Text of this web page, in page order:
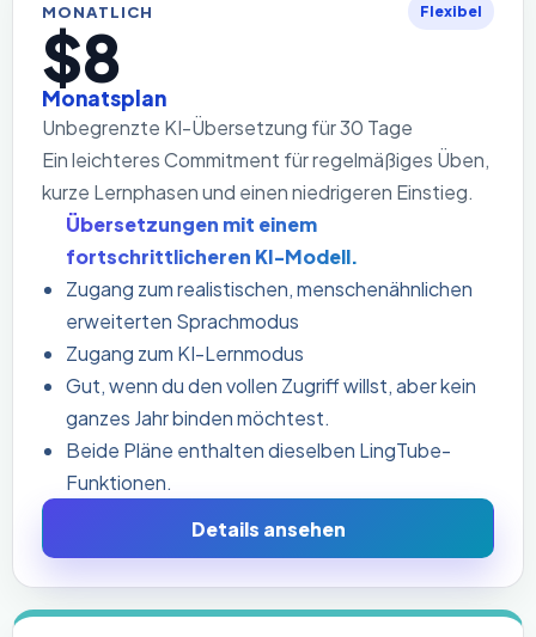
MONATLICH Flexibel
$8
Monatsplan
Unbegrenzte KI-Übersetzung für 30 Tage
Ein leichteres Commitment für regelmäßiges Üben,
kurze Lernphasen und einen niedrigeren Einstieg.
Übersetzungen mit einem
fortschrittlicheren KI-Modell.
Zugang zum realistischen, menschenähnlichen
erweiterten Sprachmodus
Zugang zum KI-Lernmodus
Gut, wenn du den vollen Zugriff willst, aber kein
ganzes Jahr binden möchtest.
Beide Pläne enthalten dieselben LingTube-
Funktionen.
Details ansehen